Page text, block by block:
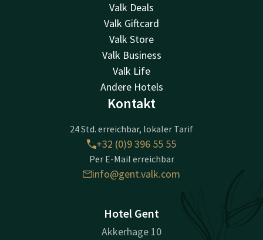
Valk Deals
Valk Giftcard
Valk Store
Valk Business
Valk Life
Andere Hotels
Kontakt
24 Std. erreichbar, lokaler Tarif
+32 (0)9 396 55 55
Per E-Mail erreichbar
info@gent.valk.com
Hotel Gent
Akkerhage 10